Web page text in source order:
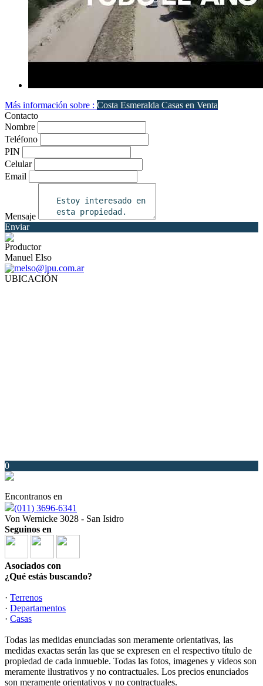
Más información sobre : Costa Esmeralda Casas en Venta
Contacto
Nombre
Teléfono
PIN
Celular
Email
Mensaje
Enviar
Productor
Manuel Elso
melso@jpu.com.ar
UBICACIÓN
0
Encontranos en
(011) 3696-6341
Von Wernicke 3028 - San Isidro
Seguinos en
Asociados con
¿Qué estás buscando?
· Terrenos
· Departamentos
· Casas
Todas las medidas enunciadas son meramente orientativas, las
medidas exactas serán las que se expresen en el respectivo título de
propiedad de cada inmueble. Todas las fotos, imagenes y videos son
meramente ilustrativos y no contractuales. Los precios enunciados
son meramente orientativos y no contractuales.